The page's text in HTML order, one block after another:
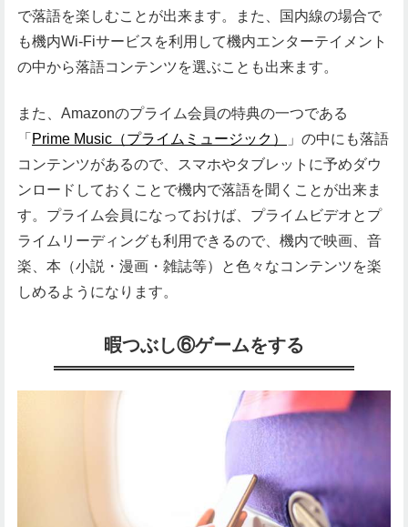
で落語を楽しむことが出来ます。また、国内線の場合で
も機内Wi-Fiサービスを利用して機内エンターテイメント
の中から落語コンテンツを選ぶことも出来ます。
また、Amazonのプライム会員の特典の一つである
「 Prime Music（プライムミュージック）
」の中にも落語
コンテンツがあるので、スマホやタブレットに予めダウ
ンロードしておくことで機内で落語を聞くことが出来ま
す。プライム会員になっておけば、プライムビデオとプ
ライムリーディングも利用できるので、機内で映画、音
楽、本（小説・漫画・雑誌等）と色々なコンテンツを楽
しめるようになります。
暇つぶし⑥ゲームをする